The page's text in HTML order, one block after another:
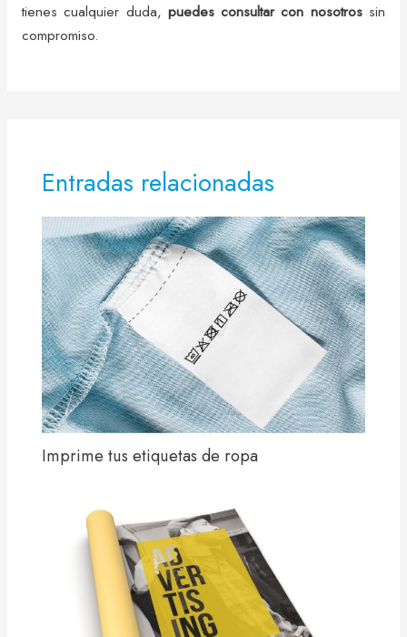
tienes cualquier duda, puedes consultar con nosotrossin
compromiso.
Entradas relacionadas
Imprime tus etiquetas de ropa